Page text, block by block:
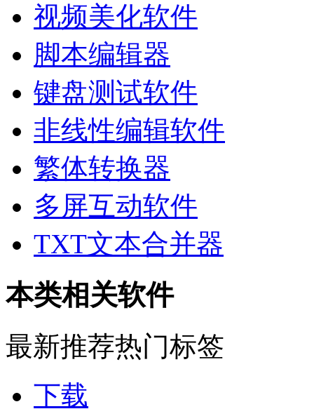
视频美化软件
脚本编辑器
键盘测试软件
非线性编辑软件
繁体转换器
多屏互动软件
TXT文本合并器
本类相关软件
最新推荐热门标签
下载